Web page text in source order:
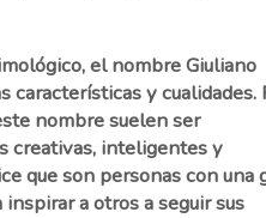
el nombre Giuliano
características y cualidades.
nombre suelen ser
creativas, inteligentes y
que son personas con una
a otros a seguir sus